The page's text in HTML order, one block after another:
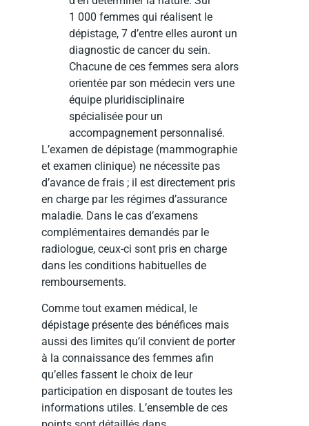
1 000 femmes qui réalisent le
dépistage, 7 d’entre elles auront un
diagnostic de cancer du sein.
Chacune de ces femmes sera alors
orientée par son médecin vers une
équipe pluridisciplinaire
spécialisée pour un
accompagnement personnalisé.
L’examen de dépistage (mammographie
et examen clinique) ne nécessite pas
d’avance de frais ; il est directement pris
en charge par les régimes d’assurance
maladie. Dans le cas d’examens
complémentaires demandés par le
radiologue, ceux-ci sont pris en charge
dans les conditions habituelles de
remboursements.
Comme tout examen médical, le
dépistage présente des bénéfices mais
aussi des limites qu’il convient de porter
à la connaissance des femmes afin
qu’elles fassent le choix de leur
participation en disposant de toutes les
informations utiles. L’ensemble de ces